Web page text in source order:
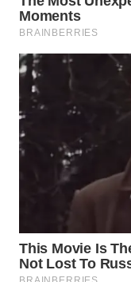
escolha mais
mais profundo da
rápido. Ele
estável e o mais
consegue fazer
base sólida, sem
garante
útil nas
lesão que